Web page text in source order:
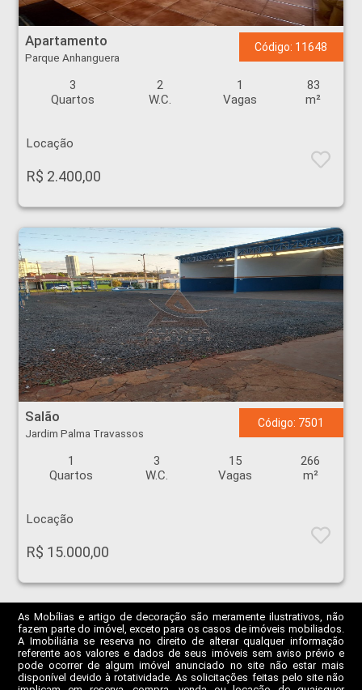
Apartamento - Parque Anhanguera - Ribeirão Preto
Apartamento
Parque Anhanguera
Código: 11648
3
Quartos
2
W.C.
1
Vagas
83
m²
Locação
R$ 2.400,00
Salão - Jardim Palma Travassos - Ribeirão Preto
Salão
Jardim Palma Travassos
Código: 7501
1
Quartos
3
W.C.
15
Vagas
266
m²
Locação
R$ 15.000,00
As Mobílias e artigo de decoração são meramente ilustrativos, não
fazem parte do imóvel, exceto para os casos de imóveis mobiliados.
A Imobiliária se reserva no direito de alterar qualquer informação
referente aos valores e dados de seus imóveis sem aviso prévio e
pode ocorrer de algum imóvel anunciado no site não estar mais
disponível devido à rotatividade. As solicitações feitas pelo site não